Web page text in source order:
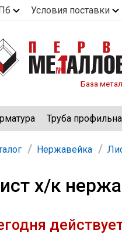
Условия поставки
База
Труба
Нержавейка
х/к